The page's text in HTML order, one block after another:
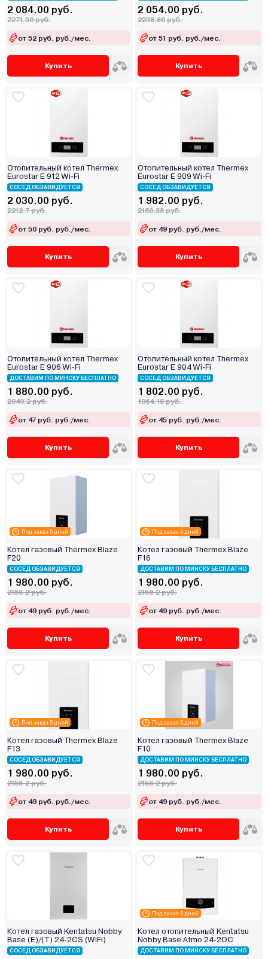
2 084.00 руб.
2271.56 руб.
от 52 руб. руб./мес.
Купить
2 054.00 руб.
2238.86 руб.
от 51 руб. руб./мес.
Купить
Отопительный котел Thermex
Eurostar E 912 Wi-Fi
СОСЕД ОБЗАВИДУЕТСЯ
2 030.00 руб.
2212.7 руб.
от 50 руб. руб./мес.
Купить
Отопительный котел Thermex
Eurostar E 909 Wi-Fi
СОСЕД ОБЗАВИДУЕТСЯ
1 982.00 руб.
2160.38 руб.
от 49 руб. руб./мес.
Купить
Отопительный котел Thermex
Eurostar E 906 Wi-Fi
ДОСТАВИМ ПО МИНСКУ БЕСПЛАТНО
1 880.00 руб.
2049.2 руб.
от 47 руб. руб./мес.
Купить
Отопительный котел Thermex
Eurostar E 904 Wi-Fi
СОСЕД ОБЗАВИДУЕТСЯ
1 802.00 руб.
1964.18 руб.
от 45 руб. руб./мес.
Купить
Под заказ 5 дней
Котел газовый Thermex Blaze
F20
СОСЕД ОБЗАВИДУЕТСЯ
1 980.00 руб.
2158.2 руб.
от 49 руб. руб./мес.
Купить
Под заказ 5 дней
Котел газовый Thermex Blaze
F16
ДОСТАВИМ ПО МИНСКУ БЕСПЛАТНО
1 980.00 руб.
2158.2 руб.
от 49 руб. руб./мес.
Купить
Под заказ 5 дней
Котел газовый Thermex Blaze
F13
СОСЕД ОБЗАВИДУЕТСЯ
1 980.00 руб.
2158.2 руб.
от 49 руб. руб./мес.
Купить
Под заказ 5 дней
Котел газовый Thermex Blaze
F10
ДОСТАВИМ ПО МИНСКУ БЕСПЛАТНО
1 980.00 руб.
2158.2 руб.
от 49 руб. руб./мес.
Купить
Котел газовый Kentatsu Nobby
Base (E)/(T) 24-2CS (WiFi)
СОСЕД ОБЗАВИДУЕТСЯ
Под заказ 5 дней
Котел отопительный Kentatsu
Nobby Base Atmo 24-2OC
ДОСТАВИМ ПО МИНСКУ БЕСПЛАТНО